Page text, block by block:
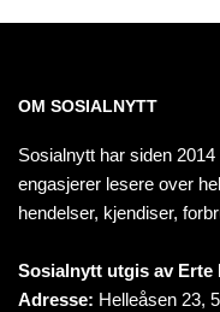
OM SOSIALNYTT
Sosialnytt har siden
engasjerer lesere over
hendelser, kjendiser,
Sosialnytt utgis av Erte
Adresse: Helleåsen 23,